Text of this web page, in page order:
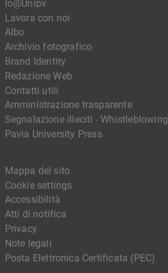
Io@Unipv
Lavora con noi
Albo
Archivio fotografico
Brand Identity
Redazione Web
Contatti utili
Amministrazione trasparente
Segnalazione illeciti - Whistleblowing
Pavia University Press
Mappa del sito
Cookie settings
Accessibilità
Atti di notifica
Privacy
Note legali
Posta Elettronica Certificata (PEC)